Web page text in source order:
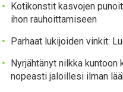
Kotikonstit kasvojen
ihon rauhoittamiseen
Parhaat lukijoiden vinkit:
Nyrjähtänyt nilkka
nopeasti jaloillesi ilman